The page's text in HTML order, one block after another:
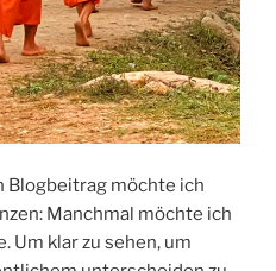
Blogbeitrag möchte ich
Manchmal möchte ich
Um klar zu sehen, um